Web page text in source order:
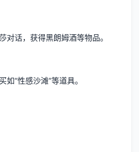
对话，获得黑朗姆酒等物品。
如“性感沙滩”等道具。